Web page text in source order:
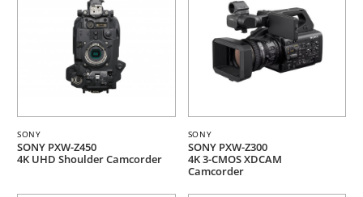
SONY
SONY PXW-Z450
4K UHD Shoulder Camcorder
SONY
SONY PXW-Z300
4K 3-CMOS XDCAM
Camcorder